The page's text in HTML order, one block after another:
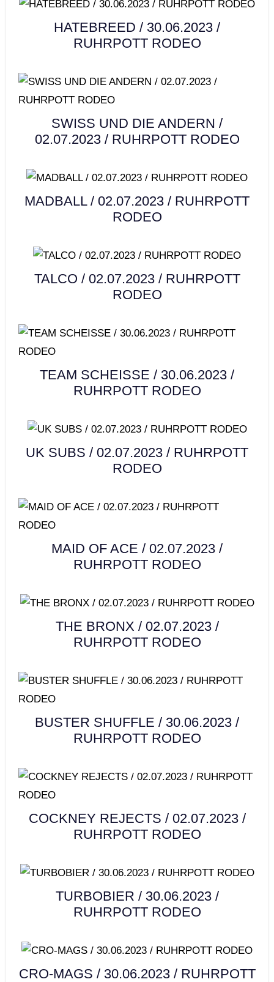
HATEBREED / 30.06.2023 /
RUHRPOTT RODEO
SWISS UND DIE ANDERN /
02.07.2023 / RUHRPOTT RODEO
MADBALL / 02.07.2023 / RUHRPOTT
RODEO
TALCO / 02.07.2023 / RUHRPOTT
RODEO
TEAM SCHEISSE / 30.06.2023 /
RUHRPOTT RODEO
UK SUBS / 02.07.2023 / RUHRPOTT
RODEO
MAID OF ACE / 02.07.2023 /
RUHRPOTT RODEO
THE BRONX / 02.07.2023 /
RUHRPOTT RODEO
BUSTER SHUFFLE / 30.06.2023 /
RUHRPOTT RODEO
COCKNEY REJECTS / 02.07.2023 /
RUHRPOTT RODEO
TURBOBIER / 30.06.2023 /
RUHRPOTT RODEO
CRO-MAGS / 30.06.2023 / RUHRPOTT